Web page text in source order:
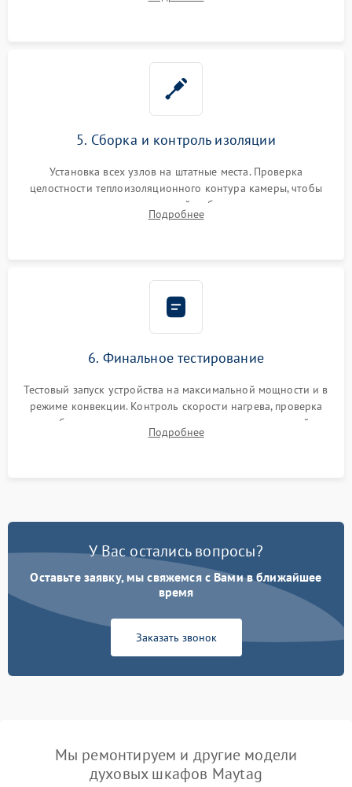
выгоревших реле, восстановление контактов и замена
5. Сборка и контроль изоляции
Установка всех узлов на штатные места. Проверка
целостности теплоизоляционного контура камеры, чтобы
исключить перегрев кухонной мебели и потерю тепла.
Надежная фиксация клемм и сборка корпуса шкафа.
Подробнее
6. Финальное тестирование
Тестовый запуск устройства на максимальной мощности и в
режиме конвекции. Контроль скорости нагрева, проверка
срабатывания термостата при достижении заданной
температуры и тест на отсутствие утечек тока.
Подробнее
У Вас остались вопросы?
Оставьте заявку, мы свяжемся с Вами в ближайшее
время
Заказать звонок
Мы ремонтируем и другие модели
духовых шкафов Maytag